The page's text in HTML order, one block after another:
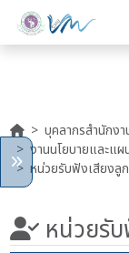
บุคลากรสำนักง
งานนโยบายและแ
หน่วยรับฟังเสียงลู
หน่วยรับ